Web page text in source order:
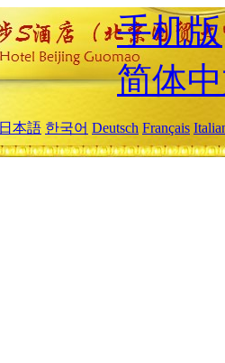
手机版
简体
日本語 한국어 Deutsch Français